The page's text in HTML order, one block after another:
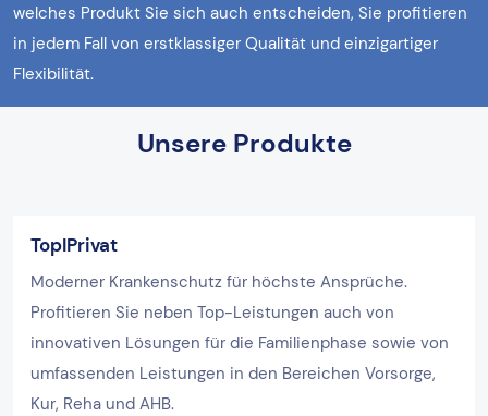
welches Produkt Sie sich auch entscheiden, Sie profitieren
in jedem Fall von erstklassiger Qualität und einzigartiger
Flexibilität.
Unsere Produkte
TopIPrivat
Moderner Krankenschutz für höchste Ansprüche.
Profitieren Sie neben Top-Leistungen auch von
innovativen Lösungen für die Familienphase sowie von
umfassenden Leistungen in den Bereichen Vorsorge,
Kur, Reha und AHB.